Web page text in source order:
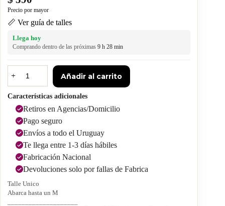
📏 Ver guía de talles
Llega hoy
Comprando dentro de las próximas 9 h 28 min
Añadir al carrito
Características adicionales
Retiros en Agencias/Domicilio
Pago seguro
Envíos a todo el Uruguay
Te llega entre 1-3 días hábiles
Fabricación Nacional
Devoluciones solo por fallas de Fabrica
Talle Unico
Abarca hasta un M